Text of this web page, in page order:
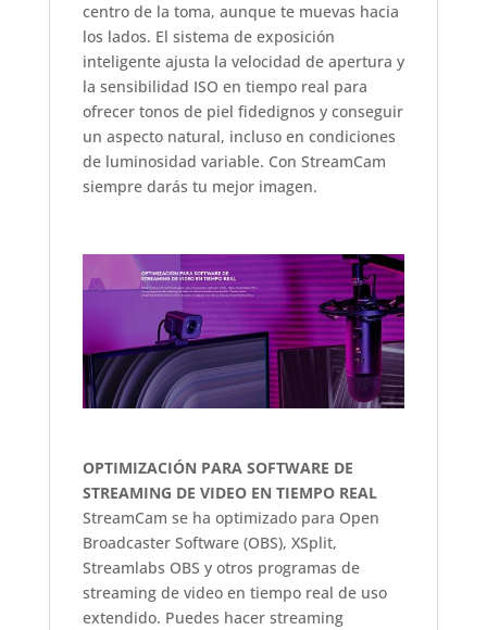
centro de la toma, aunque te muevas hacia
los lados. El sistema de exposición
inteligente ajusta la velocidad de apertura y
la sensibilidad ISO en tiempo real para
ofrecer tonos de piel fidedignos y conseguir
un aspecto natural, incluso en condiciones
de luminosidad variable. Con StreamCam
siempre darás tu mejor imagen.
OPTIMIZACIÓN PARA SOFTWARE DE
STREAMING DE VIDEO EN TIEMPO REAL
StreamCam se ha optimizado para Open
Broadcaster Software (OBS), XSplit,
Streamlabs OBS y otros programas de
streaming de video en tiempo real de uso
extendido. Puedes hacer streaming